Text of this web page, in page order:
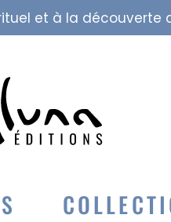
et à la découverte